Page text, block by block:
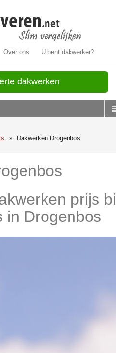
Over ons U bent dakwerker?
dakwerken
Dakwerken Drogenbos
prijs
in Drogenbos